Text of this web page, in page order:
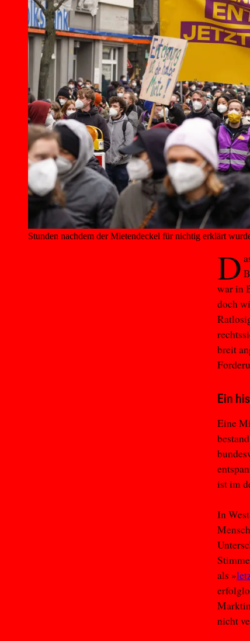
Stunden nachdem der Mietendeckel für nichtig erklärt
D
war in
doch
breit
Ein
Eine
ist im
In
als »
nicht